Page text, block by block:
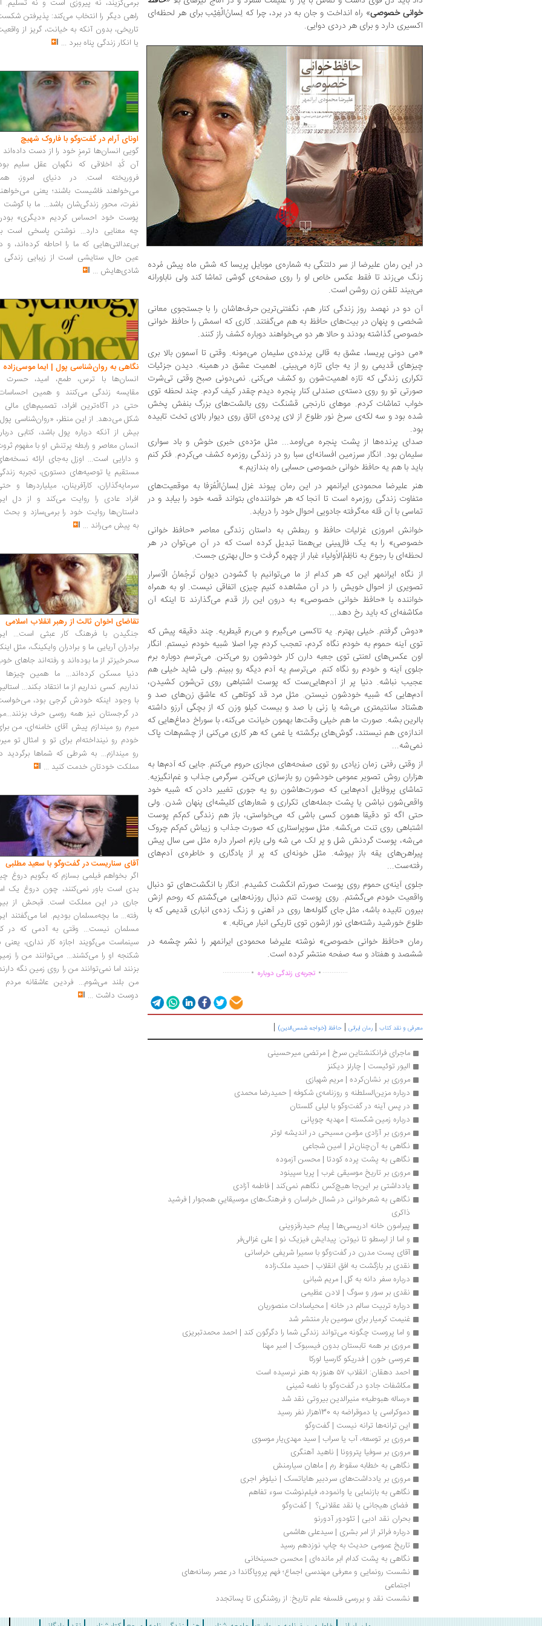
خوانی خصوصی» راه انداخت و جان به در برد، چرا که لِسانُ‌الْغِیْب برای هر لحظه‌ای
اکسیری دارد و برای هر دردی دوایی.
در این رمان علیرضا از سر دلتنگی به شماره‌ی موبایل پریسا که شش ماه پیش مُرده
زنگ می‌زند تا فقط عکس خاص او را روی صفحه‌ی گوشی تماشا کند ولی ناباورانه
می‌بیند تلفن زن روشن است.
آن دو در نهصد روز زندگی کنار هم، نگفتنی‌ترین حرف‌هاشان را با جستجوی معانی
شخصی و پنهان در بیت‌های حافظ به هم می‌گفتند. کاری که اسمش را حافظ خوانی
خصوصی گذاشته بودند و حالا هر دو می‌خواهند دوباره کشف راز کنند.
«می‌ دونی پریسا، عشق به قالی پرنده‌ی سلیمان می‌مونه. وقتی تا آسمون بالا بری
چیزهای قدیمی رو از یه جای تازه می‌بینی. اهمیت عشق در همینه. دیدن جزئیات
تکراری زندگی که تازه اهمیت‌شون رو کشف می‌کنی. نمی‌‌دونی صبح وقتی تی‌شرت
صورتی تو رو روی دسته‌ی صندلی کنار پنجره دیدم چقدر کیف کردم. چند لحظه توی
خواب تماشات کردم. موهای نارنجی قشنگت روی بالشت‌های بزرگ بنفش پخش
شده بود و سه لکه‌ی سرخ نور طلوع از لای پرده‌ی اتاق روی دیوار بالای تخت تابیده
بود.
صدای پرنده‌ها از پشت پنجره می‌اومد... مثل مژده‌ی خبری خوش و باد سواری
سلیمان بود. انگار سرزمین افسانه‌ای سبا رو در زندگی روزمره کشف می‌کردم. فکر کنم
باید با هم یه حافظ‌ خوانی خصوصی حسابی راه بندازیم.»
هنر علیرضا محمودی ایرانمهر در این رمان پیوند غزل لِسانُ‌الْعُرَفا به موقعیت‌های
متفاوت زندگی روزمره است تا آنجا که هر خواننده‌ای بتواند قصه خود را بیابد و در
تماسی با آن قله مه‌گرفته جادویی احوال خود را دریابد.
خوانش امروزی غزلیات حافظ و ربطش به داستان زندگی معاصر «حافظ‌ خوانی
خصوصی» را به یک فال‌بینی بی‌همتا تبدیل کرده است که در آن می‌توان در هر
لحظه‌ای با رجوع به ناظِمُ‌الاُولیاء غبار از چهره گرفت و حال بهتری جست.
از نگاه ایرانمهر این که هر کدام از ما می‌توانیم با گشودن دیوان تَرجُمانُ الْاَسرار
تصویری از احوال خویش را در آن مشاهده کنیم چیزی اتفاقی نیست. او به همراه
خواننده با «حافظ‌ خوانی خصوصی» به درون این راز قدم می‌گذارند تا اینکه آن
مکاشفه‌ای که باید رخ دهد...
«دوش گرفتم. خیلی بهترم. یه تاکسی می‌گیرم و می‌رم قیطریه. چند دقیقه پیش که
توی آینه حموم به خودم نگاه کردم، تعجب کردم چرا اصلا شبیه خودم نیستم. انگار
اون عکس‌های لعنتی توی جعبه دارن کار خودشون رو می‌کنن. می‌ترسم دوباره برم
جلوی آینه و خودم رو نگاه کنم. می‌ترسم یه آدم دیگه رو ببینم. ولی شاید خیلی هم
عجیب نباشه. دنیا پر از آدم‌هایی‌ست که پوست اشتباهی روی تن‌شون کشیدن،
آدم‌هایی که شبیه خودشون نیستن. مثل مرد قد کوتاهی که عاشق زن‌های صد و
هشتاد سانتیمتری می‌شه یا زنی با صد و بیست کیلو وزن که از بچگی آرزو داشته
بالرین بشه. صورت ما هم خیلی وقت‌ها بهمون خیانت می‌کنه، با سوراخ‌ دماغ‌هایی که
اندازه‌ی هم نیستند، گوش‌های برگشته یا غمی که هر کاری می‌کنی از چشم‌هات پاک
نمی‌شه...
از وقتی رفتی زمان زیادی رو توی صفحه‌های مجازی حروم می‌کنم. جایی که آدم‌ها به
هزاران روش تصویر عمومی خودشون رو بازسازی می‌کنن. سرگرمی جذاب و غم‌انگیزیه.
تماشای پروفایل آدم‌هایی که صورت‌هاشون رو یه جوری تغییر دادن که شبیه خود
واقعی‌شون نباشن یا پشت جمله‌های تکراری و شعارهای کلیشه‌ای پنهان شد‌ن. ولی
حتی اگه تو دقیقا همون کسی باشی که می‌خواستی، باز هم زندگی کم‌کم پوست
اشتباهی روی تنت می‌کشه. مثل سوپراستاری که صورت جذاب و زیباش کم‌کم چروک
می‌شه، پوست گردنش شل و پر لک می شه ولی بازم اصرار داره مثل سی سال پیش
پیراهن‌های یقه باز بپوشه. مثل خونه‌ای که پر از یادگاری و خاطره‌ی آدم‌های
رفته‌ست...
جلوی آینه‌ی حموم روی پوست صورتم انگشت کشیدم. انگار با انگشت‌های تو دنبال
واقعیت خودم می‌گشتم. روی پوست تنم دنبال روزنه‌هایی می‌گشتم که روحم ازش
بیرون تابیده باشه، مثل جای گلوله‌ها روی در آهنی و زنگ زده‌ی انباری قدیمی که با
طلوع خورشید رشته‌های نور ازشون توی تاریکی انبار می‌تابه. »
رمان «حافظ خوانی خصوصی» نوشته علیرضا محمودی ایرانمهر را نشر چشمه در
ششصد و هفتاد و سه صفحه منتشر کرده است.
............... . تجربه‌ی زندگی دوباره...............
معرفی و نقد کتاب | رمان ایرانی | حافظ (خواجه شمس‌الدین) |
ماجرای فرانکنشتاین سرخ | مرتضی میرحسینی
الیور توئیست | چارلز دیکنز
مروری بر نشان‌کرده | مریم شهبازی
درباره مزین‌السلطنه و روزنامه‌ی شکوفه | حمیدرضا محمدی
در پس آینه در گفت‌وگو با لیلی گلستان
درباره زمین شکسته | مهدیه چوپانی
مروری بر آزادی مؤمن مسیحی در اندیشه لوتر
نگاهی به آن‌چنان‌تر | امین شجاعی
نگاهی به پشت پرده کودتا | محسن آزموده
مروری بر تاریخ موسیقی غرب | پریا سپینود
یادداشتی بر این‌جا هیچ‌کس نگاهم نمی‌کند | فاطمه آزادی
ذاکری
پیرامون خانه ادریسی‌ها | پیام حیدرقزوینی
و اما از ارسطو تا نیوتن‏‫: پیدایش فیزیک نو‮‬ | علی غزالی‌فر
آقای پست مدرن در گفت‌وگو با سمیرا شریفی خراسانی
نقدی بر بازگشت به افق انقلاب | حمید ملک‌زاده
درباره سفر دانه به گل | مریم شبانی
نقدی بر سور و سوگ | لادن عظیمی
درباره تربیت سالم در خانه | محياسادات منصوریان
غنیمت کرمیار برای سومین بار منتشر شد
و اما پروست چگونه می‌تواند زندگی شما را دگرگون کند | احمد محمدتبریزی
مروری بر همه تابستان بدون فیسبوک | امیر مهنا
عروسی خون | فدریکو گارسیا لورکا
احمد دهقان: انقلاب ۵۷ هنوز به هنر نرسیده است
مکاشفات جادو در گفت‌وگو با نغمه ثمینی
«رساله هبوطیه» منیرالدین بیروتی نقد شد
دموکراسی یا دموقراضه به 130هزار نفر رسید
این ترانه‌ها ترانه نیست | گفت‌وگو
مروری بر توسعه، آب یا سراب | سید مهدی‌یار موسوی
مروری بر سوفیا پتروونا | ناهید آهنگری
نگاهی به خطابه سقوط رم | ماهان سیارمنش
مروری بر یادداشت‌های سردبیر هایاتسک | نیلوفر اجری
نگاهی به بازنمایی یا وانموده، فیلم‌نوشت سوء تفاهم
فضای هیجانی یا نقد عقلانی؟  | گفت‌وگو
بحران نقد ادبی | تئودور آدورنو
درباره فراتر از امر بشری | سیدعلی هاشمی
تاریخ عمومی حدیث به چاپ نوزدهم رسید
نگاهی به پشت کدام ابر مانده‌ای | محسن حسینخانی
اجتماعی
نشست نقد و بررسی فلسفه علم تاریخ: از روشنگری تا پساتجدد
برمی‌گزیند، نه پیروزی است و نه تسلیم.
راهی دیگر را انتخاب می‌کند: پذیرفتن
تاریخی، بدون آنکه به خیانت، گریز از
یا انکار زندگی پناه ببرد ...
اونای آرام در گفت‌وگو با فاروک شهیچ‭
گویی انسان‌ها ترمزِ خود را از دست داده‌اند
آن کُدِ اخلاقی که نگهبان عقل سلیم
فروریخته است. در دنیای امروز،
می‌خواهند فاشیست باشند؛ یعنی
نفرت، محورِ زندگی‌شان باشد... ما با گوشت
پوست خود احساس کردیم «دیگری»
چه معنایی دارد... نوشتن پاسخی است
بی‌عدالتی‌هایی که ما را احاطه کرده‌اند، و
عین حال، ستایشی است از زیبایی زندگی
شادی‌هایش ...
نگاهی به روان‌شناسی پول | ایما موسی‌زاده
انسان‌ها با ترس، طمع، امید، حسرت
مقایسه زندگی می‌کنند و همین
حتی در آگاه‌ترین افراد، تصمیم‌های مالی
شکل می‌دهد. از این منظر، «روان‌شناسی
بیش از آنکه درباره پول باشد، کتابی
انسان معاصر و رابطه پرتنش او با مفهوم
و دارایی است... اوزل به‌جای ارائه
مستقیم یا توصیه‌های دستوری، تجربه
سرمایه‌گذاران، کارآفرینان، میلیاردرها و
افراد عادی را روایت می‌کند و از دل
داستان‌ها روایت خود را برمی‌سازد و بحث
به پیش می‌راند ...
تقاضای اخوان ثالث از رهبر انقلاب اسلامی
جنگیدن با فرهنگ کار عبثی است...
برادران آریایی ما و برادران وایکینگ، مثل
سحرخیزتر از ما بوده‌اند و رفته‌اند جاهای
دنیا مسکن کرده‌اند... ما همین چیزها
نداریم. کسی نداریم از ما انتقاد بکند...
با وجود اینکه خودش گرجی بود،
در گرجستان نیز همه روسی حرف
میرم رو میندازم پیش آقای خامنه‌ای، من
خودم رو نینداخته‌ام برای تو و امثال تو
رو میندازم... به شرطی که شماها برگردید
مملکت خودتان خدمت کنید ...
آقای سناریست در گفت‌وگو با سعید مطلبی
اگر بخواهم فیلمی بسازم که بگویم دروغ
بدی است باور نمی‌کنند، چون دروغ یک
جاری در این مملکت است. قبحش از
رفته... ما بچه‌مسلمان بودیم. اما می‌گفتند
مسلمان نیست... وقتی به آدمی که در
سینماست می‌گویند اجازه کار نداری، یعنی
شکنجه او را می‌کشند... می‌توانند من را
بزنند اما نمی‌توانند من را روی زمین نگه
من بلند می‌شوم... فردین عاشقانه مردم
دوست داشت ...